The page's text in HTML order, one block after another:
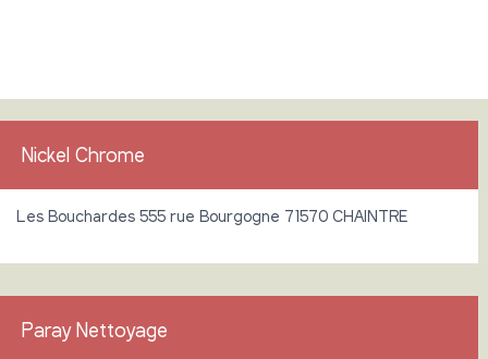
Nickel Chrome
Les Bouchardes 555 rue Bourgogne 71570 CHAINTRE
Paray Nettoyage